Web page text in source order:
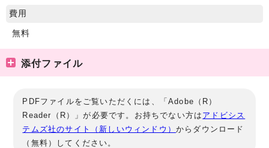
費用
無料
添付ファイル
PDFファイルをご覧いただくには、「Adobe（R）
Reader（R）」が必要です。お持ちでない方は アドビシス
テムズ社のサイト（新しいウィンドウ）からダウンロード
（無料）してください。